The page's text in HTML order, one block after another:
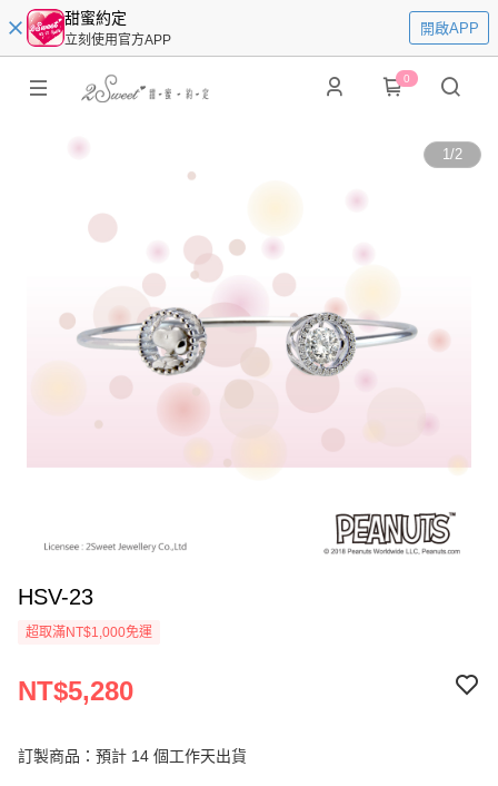
甜蜜約定
立刻使用官方APP
開啟APP
0
1/2
HSV-23
超取滿NT$1,000免運
NT$5,280
訂製商品：預計 14 個工作天出貨